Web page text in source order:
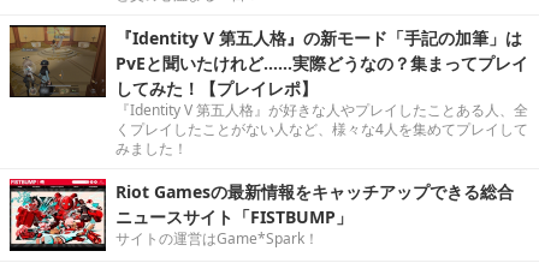
『Identity V 第五人格』の新モード「手記の加筆」は
PvEと聞いたけれど……実際どうなの？集まってプレイ
してみた！【プレイレポ】
『Identity V 第五人格』が好きな人やプレイしたことある人、全
くプレイしたことがない人など、様々な4人を集めてプレイして
みました！
Riot Gamesの最新情報をキャッチアップできる総合
ニュースサイト「FISTBUMP」
サイトの運営はGame*Spark！